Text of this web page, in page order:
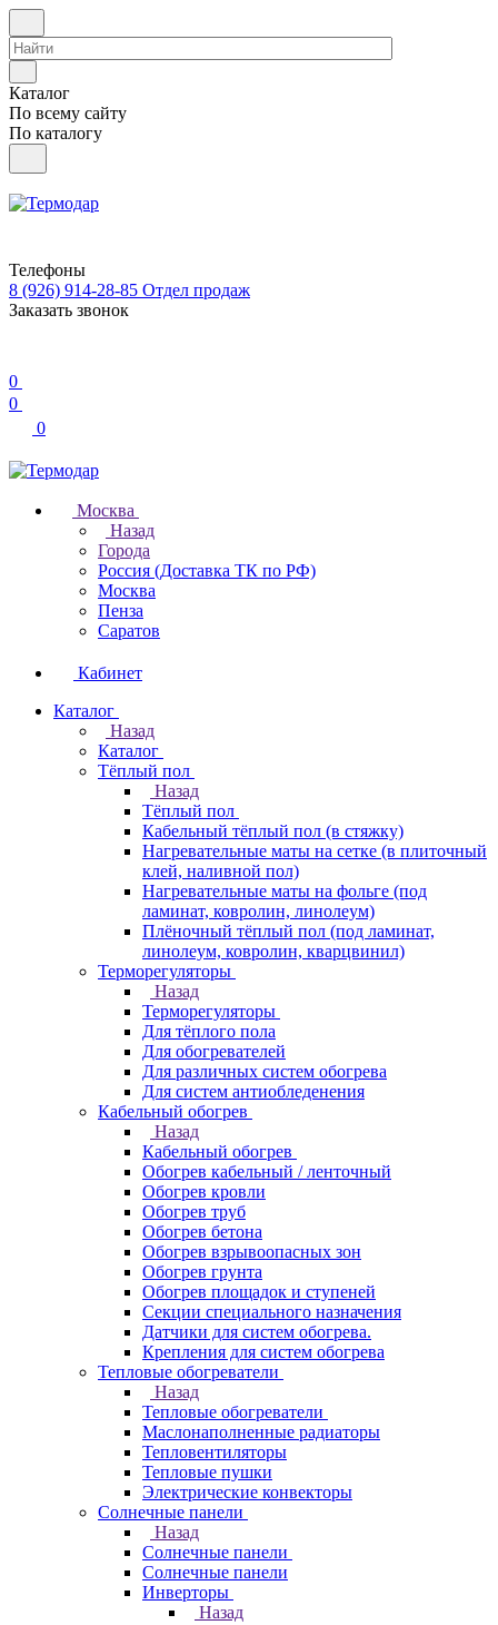
Каталог
По всему сайту
По каталогу
Телефоны
8 (926) 914-28-85 Отдел продаж
Заказать звонок
0
0
0
Москва
Назад
Города
Россия (Доставка ТК по РФ)
Москва
Пенза
Саратов
Кабинет
Каталог
Назад
Каталог
Тёплый пол
Назад
Тёплый пол
Кабельный тёплый пол (в стяжку)
Нагревательные маты на сетке (в плиточный
клей, наливной пол)
Нагревательные маты на фольге (под
ламинат, ковролин, линолеум)
Плёночный тёплый пол (под ламинат,
линолеум, ковролин, кварцвинил)
Терморегуляторы
Назад
Терморегуляторы
Для тёплого пола
Для обогревателей
Для различных систем обогрева
Для систем антиобледенения
Кабельный обогрев
Назад
Кабельный обогрев
Обогрев кабельный / ленточный
Обогрев кровли
Обогрев труб
Обогрев бетона
Обогрев взрывоопасных зон
Обогрев грунта
Обогрев площадок и ступеней
Секции специального назначения
Датчики для систем обогрева.
Крепления для систем обогрева
Тепловые обогреватели
Назад
Тепловые обогреватели
Маслонаполненные радиаторы
Тепловентиляторы
Тепловые пушки
Электрические конвекторы
Солнечные панели
Назад
Солнечные панели
Солнечные панели
Инверторы
Назад